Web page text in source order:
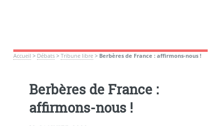
Accueil > Débats> Tribune libre> Berbères de France : affirmons-nous !
Berbères de France :
affirmons-nous !